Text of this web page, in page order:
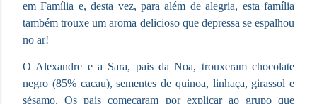
em Família e, desta vez, para além de alegria, esta família
também trouxe um aroma delicioso que depressa se espalhou
no ar!
O Alexandre e a Sara, pais da Noa, trouxeram chocolate
negro (85% cacau), sementes de quinoa, linhaça, girassol e
sésamo. Os pais começaram por explicar ao grupo que